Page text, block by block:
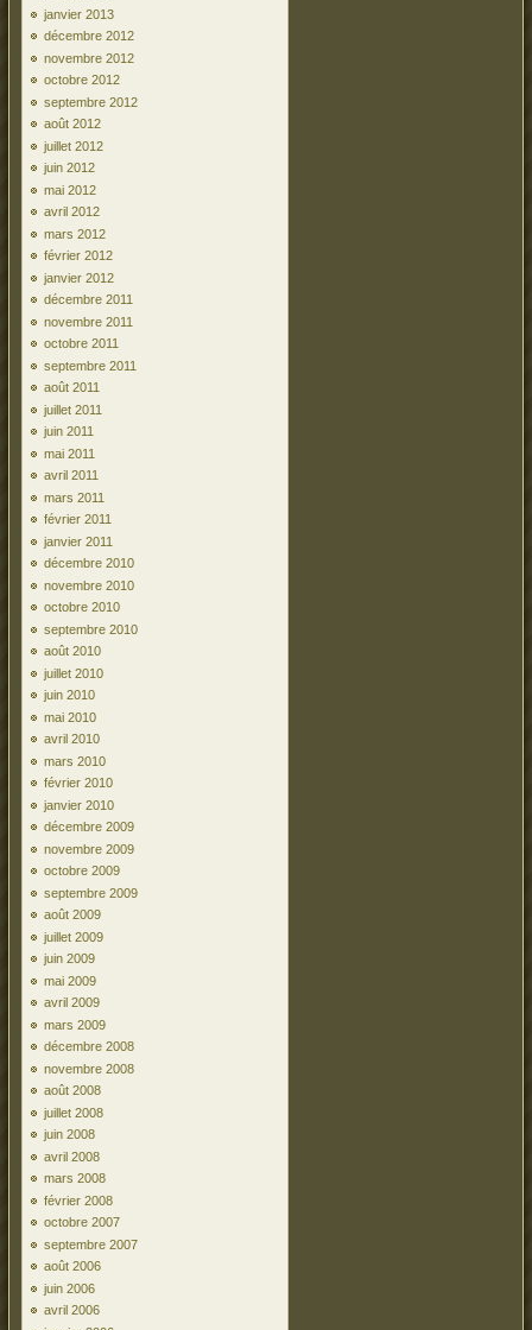
janvier 2013
décembre 2012
novembre 2012
octobre 2012
septembre 2012
août 2012
juillet 2012
juin 2012
mai 2012
avril 2012
mars 2012
février 2012
janvier 2012
décembre 2011
novembre 2011
octobre 2011
septembre 2011
août 2011
juillet 2011
juin 2011
mai 2011
avril 2011
mars 2011
février 2011
janvier 2011
décembre 2010
novembre 2010
octobre 2010
septembre 2010
août 2010
juillet 2010
juin 2010
mai 2010
avril 2010
mars 2010
février 2010
janvier 2010
décembre 2009
novembre 2009
octobre 2009
septembre 2009
août 2009
juillet 2009
juin 2009
mai 2009
avril 2009
mars 2009
décembre 2008
novembre 2008
août 2008
juillet 2008
juin 2008
avril 2008
mars 2008
février 2008
octobre 2007
septembre 2007
août 2006
juin 2006
avril 2006